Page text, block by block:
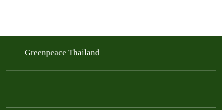
Greenpeace Thailand